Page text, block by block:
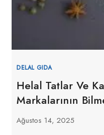
DELAL GIDA
Helal Tatlar Ve
Markalarının
Ağustos 14, 2025